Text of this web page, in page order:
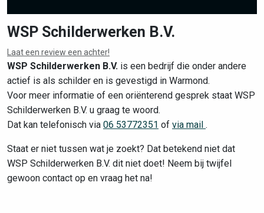
Leaflet |©OpenStreetMapcontributors
WSP Schilderwerken B.V.
Laat een review een achter!
WSP Schilderwerken B.V. is een bedrijf die onder andere
actief is als schilder en is gevestigd in Warmond.
Voor meer informatie of een oriënterend gesprek staat WSP
Schilderwerken B.V. u graag te woord.
Dat kan telefonisch via 06 53772351 of via mail .
Staat er niet tussen wat je zoekt? Dat betekend niet dat
WSP Schilderwerken B.V. dit niet doet! Neem bij twijfel
gewoon contact op en vraag het na!